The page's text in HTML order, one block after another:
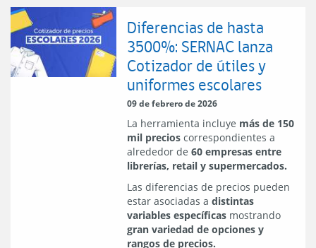
Diferencias de hasta
3500%: SERNAC lanza
Cotizador de útiles y
uniformes escolares
09 de febrero de 2026
La herramienta incluye más de 150
mil precios correspondientes a
alrededor de 60 empresas entre
librerías, retail y supermercados.
Las diferencias de precios pueden
estar asociadas a distintas
variables específicas mostrando
gran variedad de opciones y
rangos de precios.